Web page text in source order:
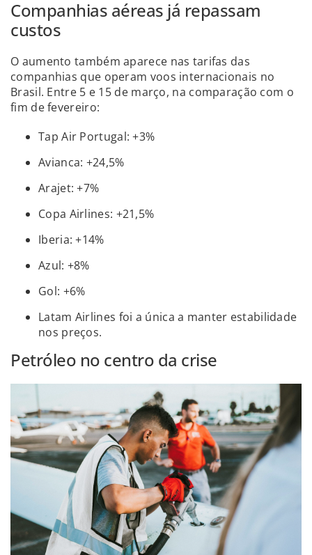
Companhias aéreas já repassam
custos
O aumento também aparece nas tarifas das
companhias que operam voos internacionais no
Brasil. Entre 5 e 15 de março, na comparação com o
fim de fevereiro:
Tap Air Portugal: +3%
Avianca: +24,5%
Arajet: +7%
Copa Airlines: +21,5%
Iberia: +14%
Azul: +8%
Gol: +6%
Latam Airlines foi a única a manter estabilidade
nos preços.
Petróleo no centro da crise